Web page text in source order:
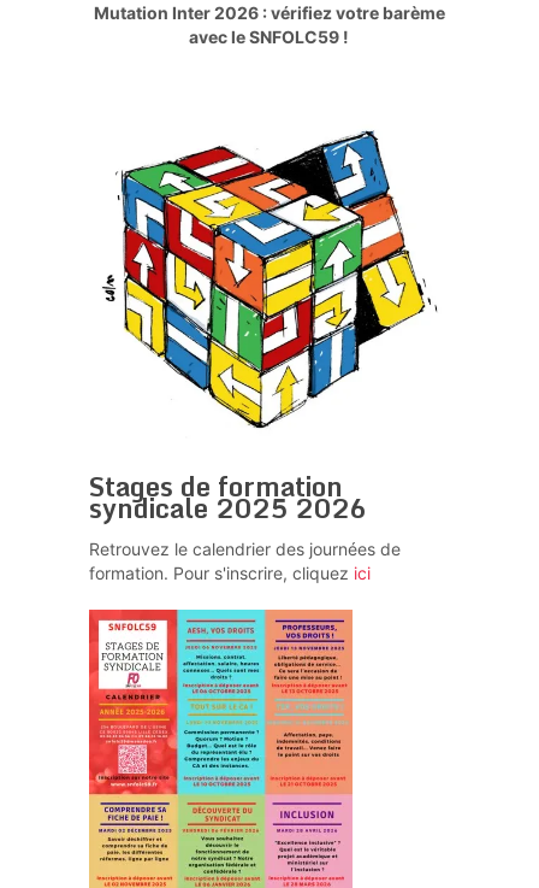
Mutation Inter 2026 : vérifiez votre barème
avec le SNFOLC59 !
Stages de formation
syndicale 2025 2026
Retrouvez le calendrier des journées de
formation. Pour s'inscrire, cliquez ici